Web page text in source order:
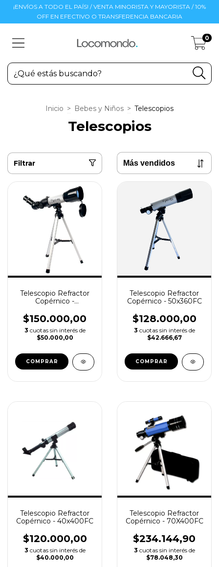
¡ENVÍOS A TODO EL PAÍS! / VENTA MINORISTA Y MAYORISTA / 10%
OFF EN EFECTIVO O TRANSFERENCIA BANCARIA
0
Inicio > Bebes y Niños > Telescopios
Telescopios
Filtrar
Telescopio Refractor
Copérnico -
$150.000,00
3 cuotas sin interés de
$50.000,00
Telescopio Refractor
Copérnico - 50x360FC
$128.000,00
3 cuotas sin interés de
$42.666,67
Telescopio Refractor
Copérnico - 40x400FC
$120.000,00
3 cuotas sin interés de
$40.000,00
Telescopio Refractor
Copérnico - 70X400FC
$234.144,90
3 cuotas sin interés de
$78.048,30